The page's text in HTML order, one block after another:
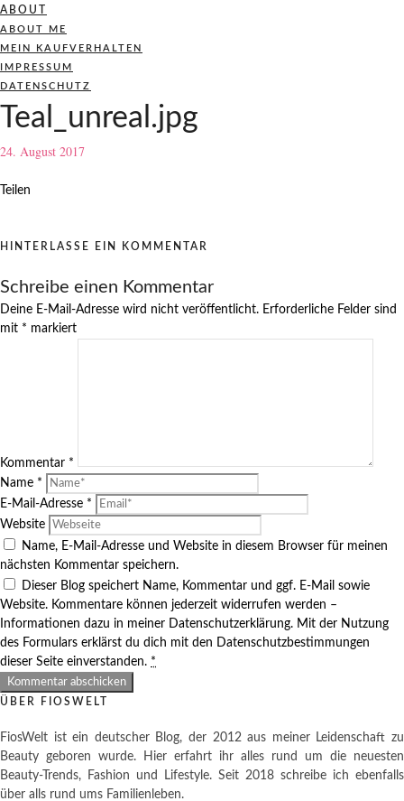
ABOUT
ABOUT ME
MEIN KAUFVERHALTEN
IMPRESSUM
DATENSCHUTZ
Teal_unreal.jpg
24. August 2017
Teilen
HINTERLASSE EIN KOMMENTAR
Schreibe einen Kommentar
Deine E-Mail-Adresse wird nicht veröffentlicht. Erforderliche Felder sind
mit * markiert
Kommentar *
Name *
E-Mail-Adresse *
Website
Name, E-Mail-Adresse und Website in diesem Browser für meinen
nächsten Kommentar speichern.
Dieser Blog speichert Name, Kommentar und ggf. E-Mail sowie
Website. Kommentare können jederzeit widerrufen werden –
Informationen dazu in meiner Datenschutzerklärung. Mit der Nutzung
des Formulars erklärst du dich mit den Datenschutzbestimmungen
dieser Seite einverstanden. *
ÜBER FIOSWELT
FiosWelt ist ein deutscher Blog, der 2012 aus meiner Leidenschaft zu
Beauty geboren wurde. Hier erfahrt ihr alles rund um die neuesten
Beauty-Trends, Fashion und Lifestyle. Seit 2018 schreibe ich ebenfalls
über alls rund ums Familienleben.